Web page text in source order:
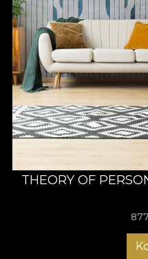
THEORY OF